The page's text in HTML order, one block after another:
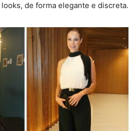
de forma elegante e discreta.